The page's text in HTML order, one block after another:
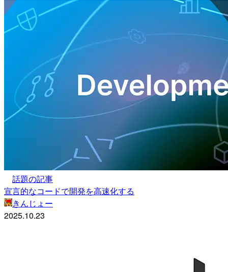
話題の記事
宣言的なコードで開発を高速化する
きんじょー
2025.10.23